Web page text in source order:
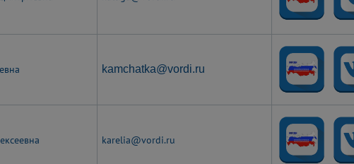
kamchatka@vordi.ru
karelia@vordi.ru